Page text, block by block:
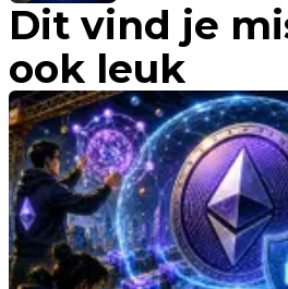
Dit vind je
ook leuk